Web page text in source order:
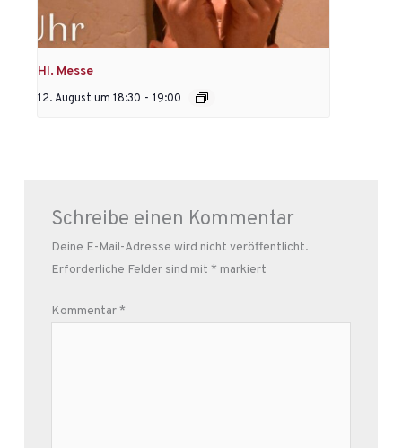
Hl. Messe
12. August um 18:30 - 19:00
Schreibe einen Kommentar
Deine E-Mail-Adresse wird nicht veröffentlicht.
Erforderliche Felder sind mit * markiert
Kommentar*